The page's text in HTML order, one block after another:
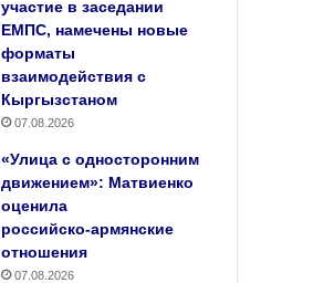
участие в заседании
ЕМПС, намечены новые
форматы
взаимодействия с
Кыргызстаном
07.08.2026
«Улица с односторонним
движением»: Матвиенко
оценила
российско‑армянские
отношения
07.08.2026